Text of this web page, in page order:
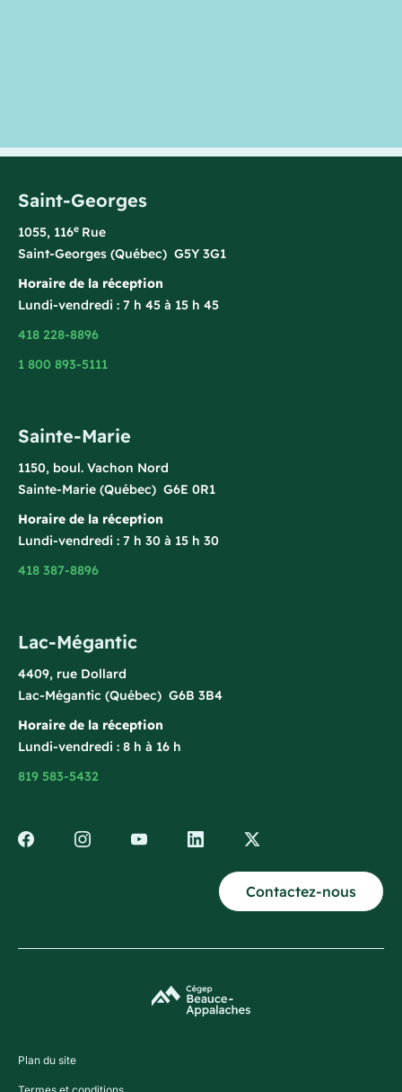
Saint-Georges
1055, 116e Rue
Saint-Georges (Québec) G5Y 3G1
Horaire de la réception
Lundi-vendredi : 7 h 45 à 15 h 45
418 228-8896
1 800 893-5111
Sainte-Marie
1150, boul. Vachon Nord
Sainte-Marie (Québec) G6E 0R1
Horaire de la réception
Lundi-vendredi : 7 h 30 à 15 h 30
418 387-8896
Lac-Mégantic
4409, rue Dollard
Lac-Mégantic (Québec) G6B 3B4
Horaire de la réception
Lundi-vendredi : 8 h à 16 h
819 583-5432
Contactez-nous
Plan du site